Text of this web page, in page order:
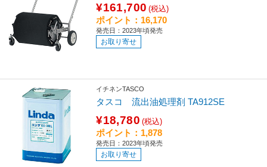
¥161,700 (税込)
ポイント：16,170
発売日：2023年頃発売
お取り寄せ
イチネンTASCO
タスコ 流出油処理剤 TA912SE
¥18,780 (税込)
ポイント：1,878
発売日：2023年頃発売
お取り寄せ